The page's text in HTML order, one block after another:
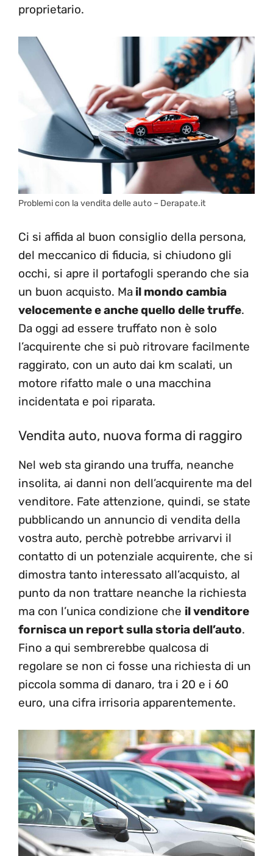
proprietario.
Problemi con la vendita delle auto – Derapate.it
Ci si affida al buon consiglio della persona,
del meccanico di fiducia, si chiudono gli
occhi, si apre il portafogli sperando che sia
un buon acquisto. Ma il mondo cambia
velocemente e anche quello delle truffe.
Da oggi ad essere truffato non è solo
l’acquirente che si può ritrovare facilmente
raggirato, con un auto dai km scalati, un
motore rifatto male o una macchina
incidentata e poi riparata.
Vendita auto, nuova forma di raggiro
Nel web sta girando una truffa, neanche
insolita, ai danni non dell’acquirente ma del
venditore. Fate attenzione, quindi, se state
pubblicando un annuncio di vendita della
vostra auto, perchè potrebbe arrivarvi il
contatto di un potenziale acquirente, che si
dimostra tanto interessato all’acquisto, al
punto da non trattare neanche la richiesta
ma con l’unica condizione che il venditore
fornisca un report sulla storia dell’auto.
Fino a qui sembrerebbe qualcosa di
regolare se non ci fosse una richiesta di un
piccola somma di danaro, tra i 20 e i 60
euro, una cifra irrisoria apparentemente.